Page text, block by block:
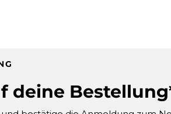
deine